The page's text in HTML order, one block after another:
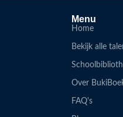
Menu
Home
Bekijk alle
Over
FAQ's